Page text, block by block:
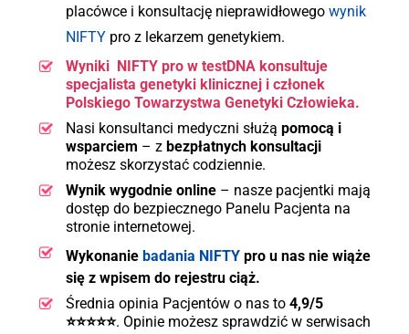
placówce i konsultację nieprawidłowego wynik
NIFTY pro z lekarzem genetykiem.
Wyniki NIFTY pro w testDNA konsultuje
specjalista genetyki klinicznej i członek
Polskiego Towarzystwa Genetyki Człowieka.
Nasi konsultanci medyczni służą pomocą i
wsparciem – z bezpłatnych konsultacji
możesz skorzystać codziennie.
Wynik wygodnie online – nasze pacjentki mają
dostęp do bezpiecznego Panelu Pacjenta na
stronie internetowej.
Wykonanie badania NIFTY pro u nas nie wiąże
się z wpisem do rejestru ciąż.
Średnia opinia Pacjentów o nas to 4,9/5
⭐⭐⭐⭐⭐. Opinie możesz sprawdzić w serwisach